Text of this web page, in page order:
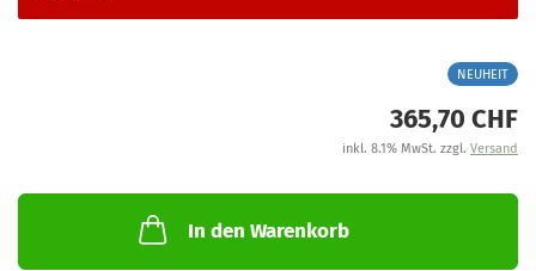
NEUHEIT
365,70 CHF
inkl. 8.1% MwSt. zzgl. Versand
In den Warenkorb